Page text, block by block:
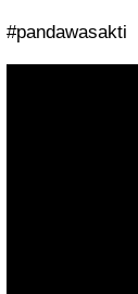
#pandawasakti